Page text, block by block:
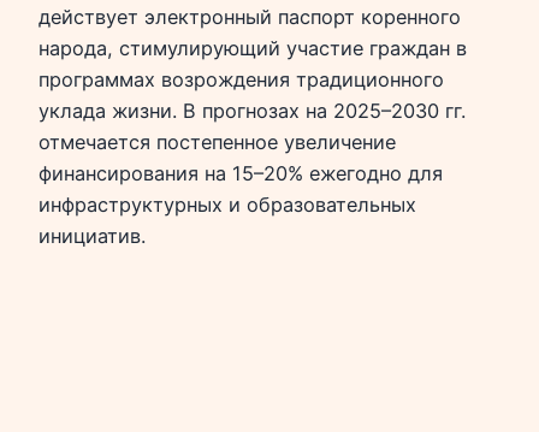
действует электронный паспорт коренного
народа, стимулирующий участие граждан в
программах возрождения традиционного
уклада жизни. В прогнозах на 2025–2030 гг.
отмечается постепенное увеличение
финансирования на 15–20% ежегодно для
инфраструктурных и образовательных
инициатив.